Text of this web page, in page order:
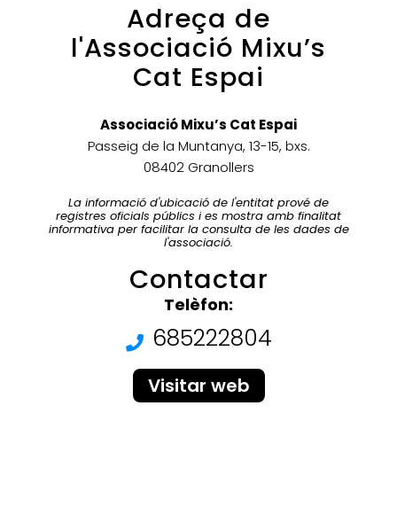
Adreça de
l'Associació Mixu’s
Cat Espai
Associació Mixu’s Cat Espai
Passeig de la Muntanya, 13-15, bxs.
08402 Granollers
La informació d'ubicació de l'entitat prové de
registres oficials públics i es mostra amb finalitat
informativa per facilitar la consulta de les dades de
l'associació.
Contactar
Telèfon:
685222804
Visitar web